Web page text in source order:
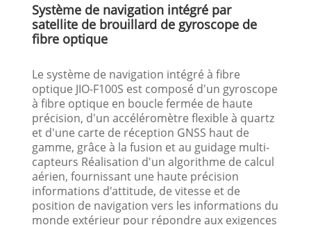
Système de navigation intégré par
satellite de brouillard de gyroscope de
fibre optique
Le système de navigation intégré à fibre
optique JIO-F100S est composé d'un gyroscope
à fibre optique en boucle fermée de haute
précision, d'un accéléromètre flexible à quartz
et d'une carte de réception GNSS haut de
gamme, grâce à la fusion et au guidage multi-
capteurs Réalisation d'un algorithme de calcul
aérien, fournissant une haute précision
informations d'attitude, de vitesse et de
position de navigation vers les informations du
monde extérieur pour répondre aux exigences